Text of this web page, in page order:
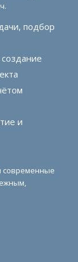
подбор
и
современные